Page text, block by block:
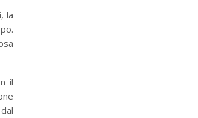
la
il